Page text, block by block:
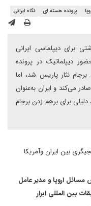
پرونده هسته ای نگاه ایرانی
برای دیپلماسی ایرانی
دیپلماتیک در پرونده
برجام نثار پاریس شد، اما
می‌کند و ایران به‌عنوان
برای برهم زدن برجام
مسائل اروپا و مدیر عامل
بین المللی ابرار